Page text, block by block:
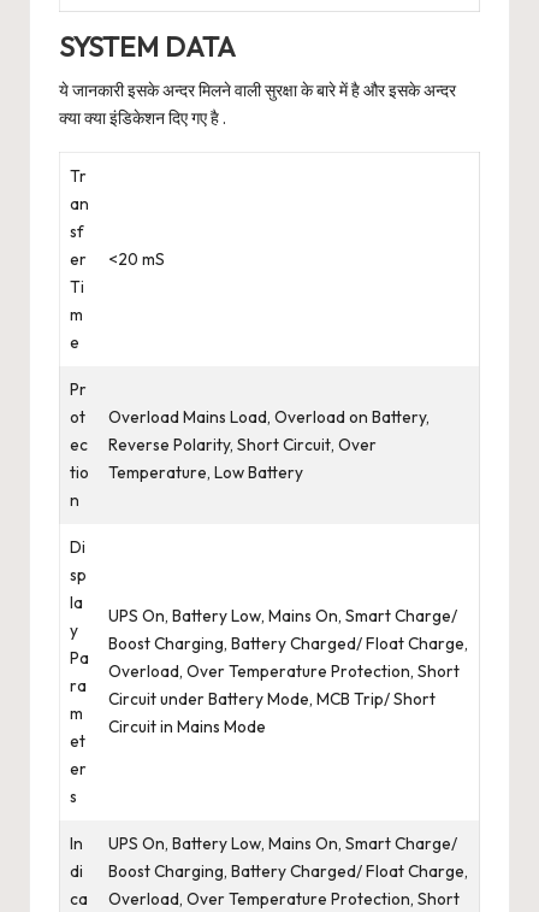
SYSTEM DATA
ये जानकारी इसके अन्दर मिलने वाली सुरक्षा के बारे में है और इसके अन्दर
क्या क्या इंडिकेशन दिए गए है .
Tr
an
sf
er
Ti
m
e
<20 mS
Pr
ot
ec
tio
n
Overload Mains Load, Overload on Battery,
Reverse Polarity, Short Circuit, Over
Temperature, Low Battery
Di
sp
la
y
Pa
ra
m
et
er
s
UPS On, Battery Low, Mains On, Smart Charge/
Boost Charging, Battery Charged/ Float Charge,
Overload, Over Temperature Protection, Short
Circuit under Battery Mode, MCB Trip/ Short
Circuit in Mains Mode
In
di
ca
UPS On, Battery Low, Mains On, Smart Charge/
Boost Charging, Battery Charged/ Float Charge,
Overload, Over Temperature Protection, Short